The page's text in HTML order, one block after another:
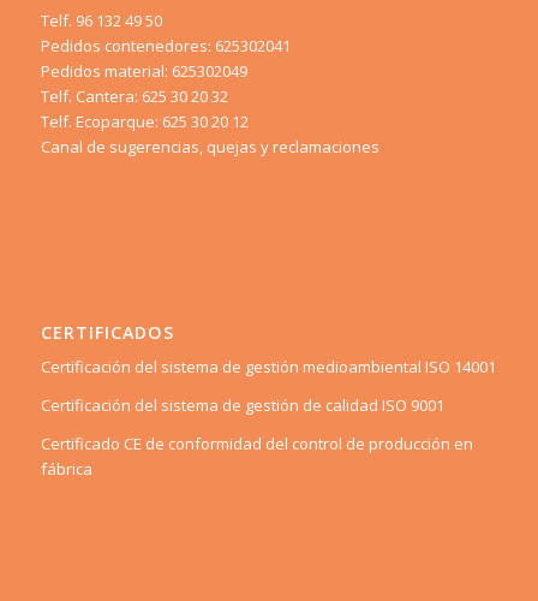
Telf. 96 132 49 50
Pedidos contenedores: 625302041
Pedidos material: 625302049
Telf. Cantera: 625 30 20 32
Telf. Ecoparque: 625 30 20 12
Canal de sugerencias, quejas y reclamaciones
CERTIFICADOS
Certificación del sistema de gestión medioambiental ISO 14001
Certificación del sistema de gestión de calidad ISO 9001
Certificado CE de conformidad del control de producción en
fábrica